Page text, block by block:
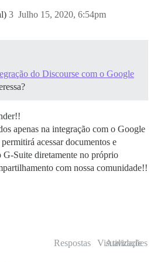
Julho 15, 2020, 6:54pm
3
do Discourse com o Google
apenas na integração com o Google
acessar documentos e
G-Suite diretamente no próprio
com nossa comunidade!!
Respostas Visualizações
Atividade